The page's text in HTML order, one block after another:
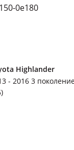
0e180
Highlander
- 2016 3